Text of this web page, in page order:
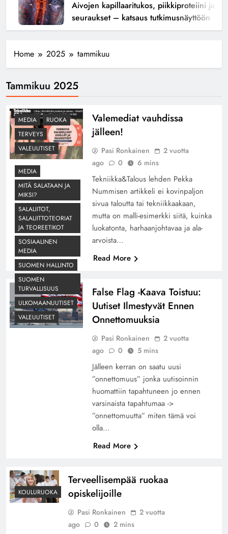
Aivojen kapillaaritukos, piikkiproteiini ja
seuraukset – katsaus tutkimusnäyttöön
Home 2025 tammikuu
Tammikuu 2025
MEDIA
RUOKA
TERVEYS
VALEUUTISET
Valemediat vauhdissa
jälleen!
Pasi Ronkainen
2 vuotta
ago
0 6 mins
Tekniikka&Talous lehden Pekka
Nummisen artikkeli ei kovinpaljon
sivua taloutta tai tekniikkaakaan,
mutta on malli-esimerkki siitä, kuinka
luokatonta, harhaanjohtavaa ja ala-
arvoista…
Read More
MEDIA
MITÄ SALATAAN JA
MIKSI?
SALALIITOT,
SALALIITTOTEORIAT
JA TEOREETIKOT
SOSIAALINEN
MEDIA
SUOMEN HALLINTO
SUOMEN
TURVALLISUUS
ULKOMAANUUTISET
VALEUUTISET
False Flag -Kaava Toistuu:
Uutiset Ilmestyvät Ennen
Onnettomuuksia
Pasi Ronkainen
2 vuotta
ago
0 5 mins
Jälleen kerran on saatu uusi
”onnettomuus” jonka uutisoinnin
huomattiin tapahtuneen jo ennen
varsinaista tapahtumaa ->
”onnettomuutta” miten tämä voi
olla…
Read More
KOULURUOKA
Terveellisempää ruokaa
opiskelijoille
Pasi Ronkainen
2 vuotta
ago
0 2 mins